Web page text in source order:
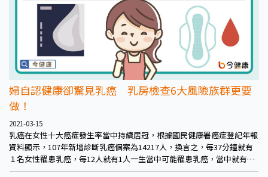
婦自認健康卻驚見乳癌 乳房檢查6大風險族群更要
做！
2021-03-15
乳癌在女性十大癌症發生率當中持續居冠，根據國民健康署癌症登記年報
資料顯示，107年新增診斷乳癌個案為14217人，換言之，每37分鐘就有
１名女性罹患乳癌，每12人就有1人一生當中可能罹患乳癌，當中就有許
多生活型態良好的婦女隱藏在其中。